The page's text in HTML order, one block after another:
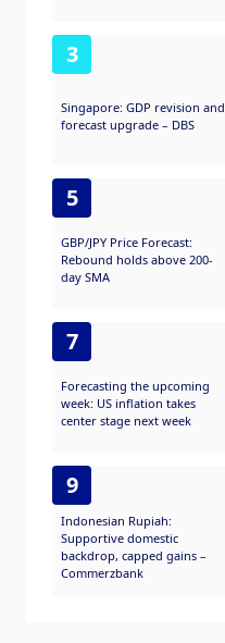
3
Singapore: GDP revision and
forecast upgrade – DBS
5
GBP/JPY Price Forecast:
Rebound holds above 200-
day SMA
7
Forecasting the upcoming
week: US inflation takes
center stage next week
9
Indonesian Rupiah:
Supportive domestic
backdrop, capped gains –
Commerzbank